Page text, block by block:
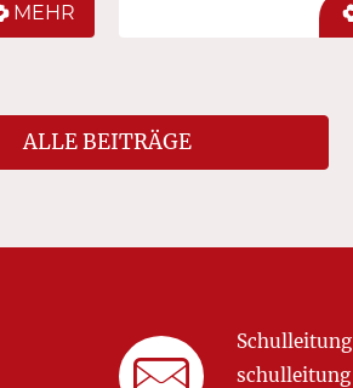
MEHR
ALLE BEITRÄGE